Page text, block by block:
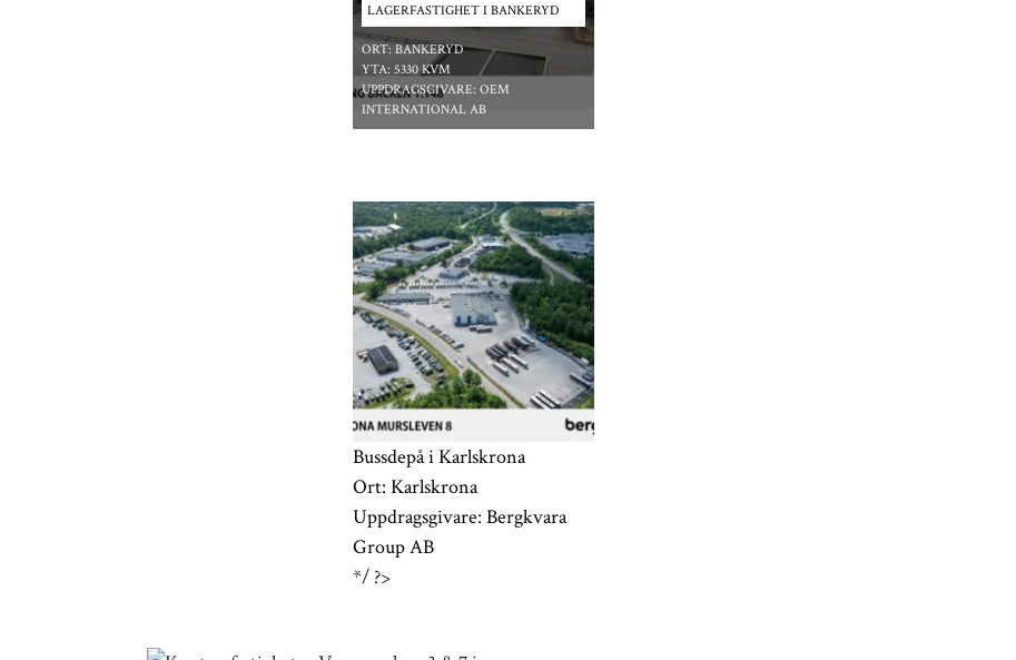
LAGERFASTIGHET I BANKERYD
ORT: BANKERYD
YTA: 5330 KVM
UPPDRAGSGIVARE: OEM
INTERNATIONAL AB
*/ ?>
Bussdepå i Karlskrona
Ort: Karlskrona
Uppdragsgivare: Bergkvara
Group AB
*/ ?>